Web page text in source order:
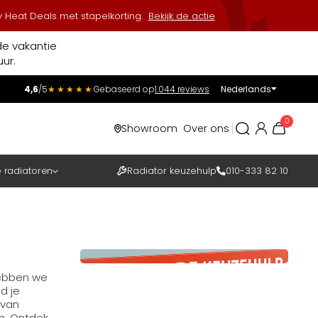
Deals met stapelkorting. Bekijk de actie
vakantie
4,6/5★★★★★Gebaseerd op1.044 reviews Nederlands
Showroom Over ons
0
radiatoren Radiator keuzehulp 010-333 82 10
we
je